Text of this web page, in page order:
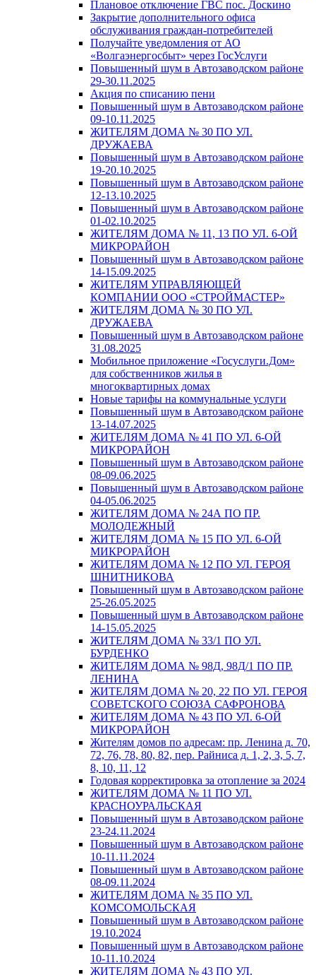
Плановое отключение ГВС пос. Доскино
Закрытие дополнительного офиса
обслуживания граждан-потребителей
Получайте уведомления от АО
«Волгаэнергосбыт» через ГосУслуги
Повышенный шум в Автозаводском районе
29-30.11.2025
Акция по списанию пени
Повышенный шум в Автозаводском районе
09-10.11.2025
ЖИТЕЛЯМ ДОМА № 30 ПО УЛ.
ДРУЖАЕВА
Повышенный шум в Автозаводском районе
19-20.10.2025
Повышенный шум в Автозаводском районе
12-13.10.2025
Повышенный шум в Автозаводском районе
01-02.10.2025
ЖИТЕЛЯМ ДОМА № 11, 13 ПО УЛ. 6-ОЙ
МИКРОРАЙОН
Повышенный шум в Автозаводском районе
14-15.09.2025
ЖИТЕЛЯМ УПРАВЛЯЮЩЕЙ
КОМПАНИИ ООО «СТРОЙМАСТЕР»
ЖИТЕЛЯМ ДОМА № 30 ПО УЛ.
ДРУЖАЕВА
Повышенный шум в Автозаводском районе
31.08.2025
Мобильное приложение «Госуслуги.Дом»
для собственников жилья в
многоквартирных домах
Новые тарифы на коммунальные услуги
Повышенный шум в Автозаводском районе
13-14.07.2025
ЖИТЕЛЯМ ДОМА № 41 ПО УЛ. 6-ОЙ
МИКРОРАЙОН
Повышенный шум в Автозаводском районе
08-09.06.2025
Повышенный шум в Автозаводском районе
04-05.06.2025
ЖИТЕЛЯМ ДОМА № 24А ПО ПР.
МОЛОДЕЖНЫЙ
ЖИТЕЛЯМ ДОМА № 15 ПО УЛ. 6-ОЙ
МИКРОРАЙОН
ЖИТЕЛЯМ ДОМА № 12 ПО УЛ. ГЕРОЯ
ШНИТНИКОВА
Повышенный шум в Автозаводском районе
25-26.05.2025
Повышенный шум в Автозаводском районе
14-15.05.2025
ЖИТЕЛЯМ ДОМА № 33/1 ПО УЛ.
БУРДЕНКО
ЖИТЕЛЯМ ДОМА № 98Д, 98Д/1 ПО ПР.
ЛЕНИНА
ЖИТЕЛЯМ ДОМА № 20, 22 ПО УЛ. ГЕРОЯ
СОВЕТСКОГО СОЮЗА САФРОНОВА
ЖИТЕЛЯМ ДОМА № 43 ПО УЛ. 6-ОЙ
МИКРОРАЙОН
Жителям домов по адресам: пр. Ленина д. 70,
72, 76, 78, 80, 82, пер. Райниса д. 1, 2, 3, 5, 7,
8, 10, 11, 12
Годовая корректировка за отопление за 2024
ЖИТЕЛЯМ ДОМА № 11 ПО УЛ.
КРАСНОУРАЛЬСКАЯ
Повышенный шум в Автозаводском районе
23-24.11.2024
Повышенный шум в Автозаводском районе
10-11.11.2024
Повышенный шум в Автозаводском районе
08-09.11.2024
ЖИТЕЛЯМ ДОМА № 35 ПО УЛ.
КОМСОМОЛЬСКАЯ
Повышенный шум в Автозаводском районе
19.10.2024
Повышенный шум в Автозаводском районе
10-11.10.2024
ЖИТЕЛЯМ ДОМА № 43 ПО УЛ.